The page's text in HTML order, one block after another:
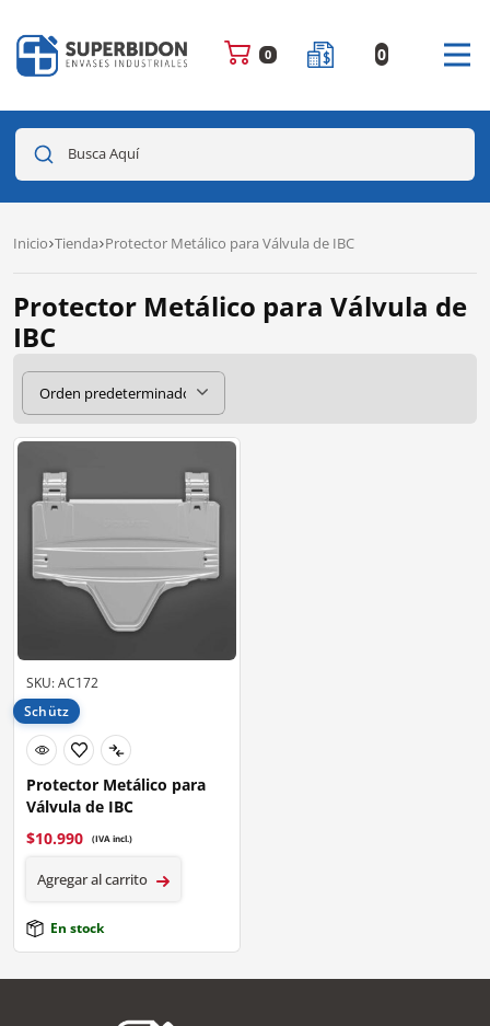
0 0
Busca Aquí
Inicio Tienda Protector Metálico para Válvula de IBC
Protector Metálico para Válvula de
IBC
SKU: AC172
Schütz
Protector Metálico para
Válvula de IBC
$10.990 (IVA incl.)
Agregar al carrito
En stock